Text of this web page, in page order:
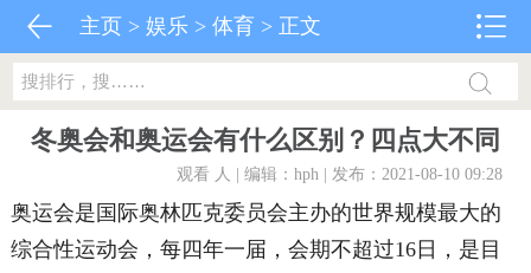
主页 >娱乐 >体育 > 正文
冬奥会和奥运会有什么区别？四点大不同
观看 人 | 编辑：hph | 发布：2021-08-10 09:28
奥运会是国际奥林匹克委员会主办的世界规模最大的
综合性运动会，每四年一届，会期不超过16日，是目